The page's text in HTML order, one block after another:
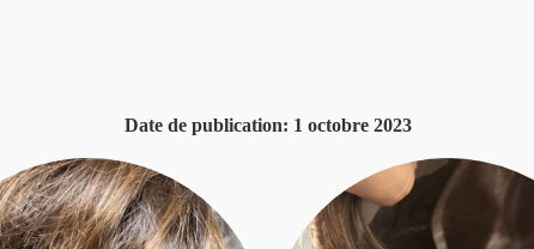
Date de publication: 1 octobre 2023